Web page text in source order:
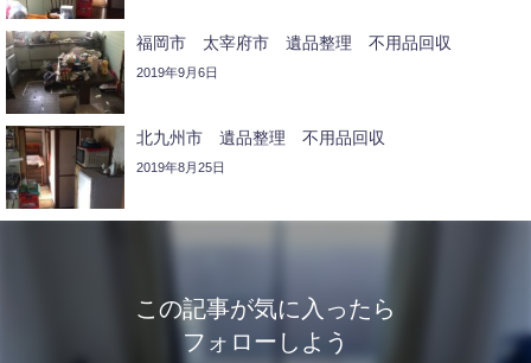
福岡市 太宰府市 遺品整理 不用品回収
2019年9月6日
北九州市 遺品整理 不用品回収
2019年8月25日
この記事が気に入ったら
フォローしよう